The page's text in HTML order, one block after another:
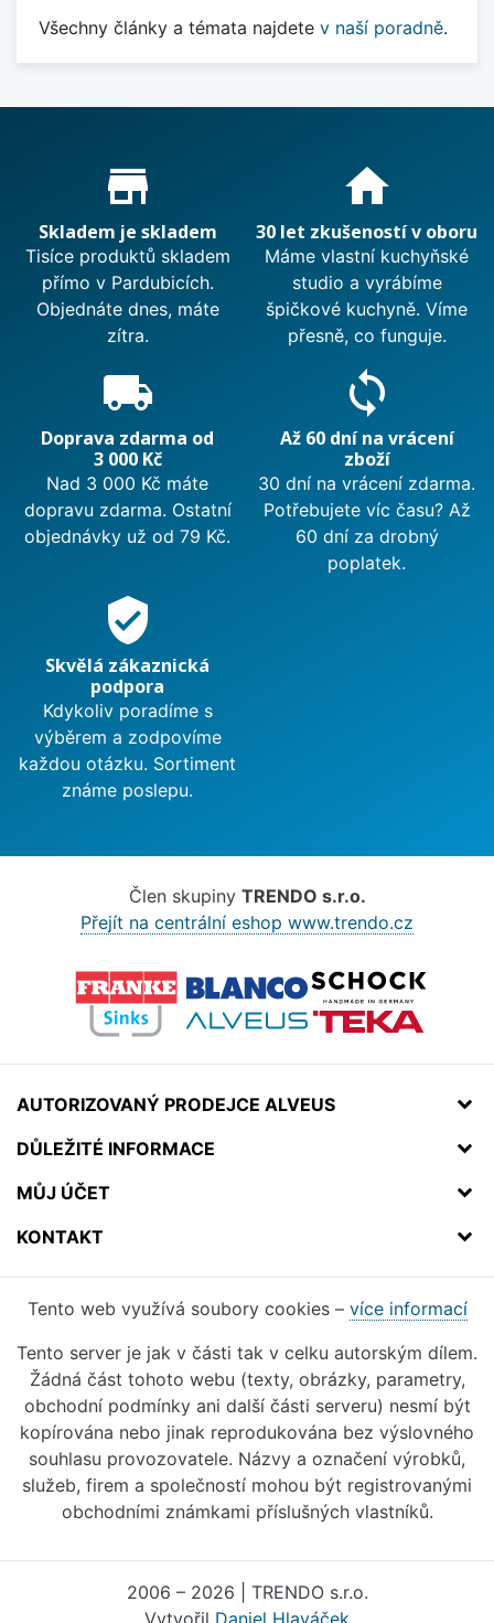
Všechny články a témata najdete v naší poradně.
Proč nakupovat u nás?
store_mall_directory
Skladem je skladem
Tisíce produktů skladem
přímo v Pardubicích.
Objednáte dnes, máte
zítra.
home
30 let zkušeností v oboru
Máme vlastní kuchyňské
studio a vyrábíme
špičkové kuchyně. Víme
přesně, co funguje.
local_shipping
Doprava zdarma od
3 000 Kč
Nad 3 000 Kč máte
dopravu zdarma. Ostatní
objednávky už od 79 Kč.
sync
Až 60 dní na vrácení
zboží
30 dní na vrácení zdarma.
Potřebujete víc času? Až
60 dní za drobný
poplatek.
verified_user
Skvělá zákaznická
podpora
Kdykoliv poradíme s
výběrem a zodpovíme
každou otázku. Sortiment
známe poslepu.
Člen skupiny TRENDO s.r.o.
Přejít na centrální eshop www.trendo.cz
AUTORIZOVANÝ PRODEJCE ALVEUS
DŮLEŽITÉ INFORMACE
MŮJ ÚČET
KONTAKT
Tento web využívá soubory cookies – více informací
Tento server je jak v části tak v celku autorským dílem.
Žádná část tohoto webu (texty, obrázky, parametry,
obchodní podmínky ani další části serveru) nesmí být
kopírována nebo jinak reprodukována bez výslovného
souhlasu provozovatele. Názvy a označení výrobků,
služeb, firem a společností mohou být registrovanými
obchodními známkami příslušných vlastníků.
2006 – 2026 | TRENDO s.r.o.